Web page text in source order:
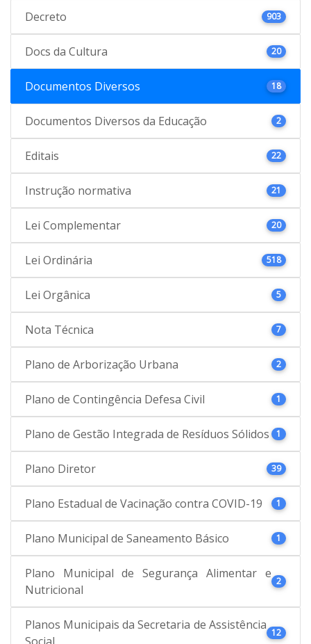
Decreto 903
Docs da Cultura 20
Documentos Diversos 18
Documentos Diversos da Educação 2
Editais 22
Instrução normativa 21
Lei Complementar 20
Lei Ordinária 518
Lei Orgânica 5
Nota Técnica 7
Plano de Arborização Urbana 2
Plano de Contingência Defesa Civil 1
Plano de Gestão Integrada de Resíduos Sólidos 1
Plano Diretor 39
Plano Estadual de Vacinação contra COVID-19 1
Plano Municipal de Saneamento Básico 1
Plano Municipal de Segurança Alimentar e
Nutricional
2
Planos Municipais da Secretaria de Assistência
12